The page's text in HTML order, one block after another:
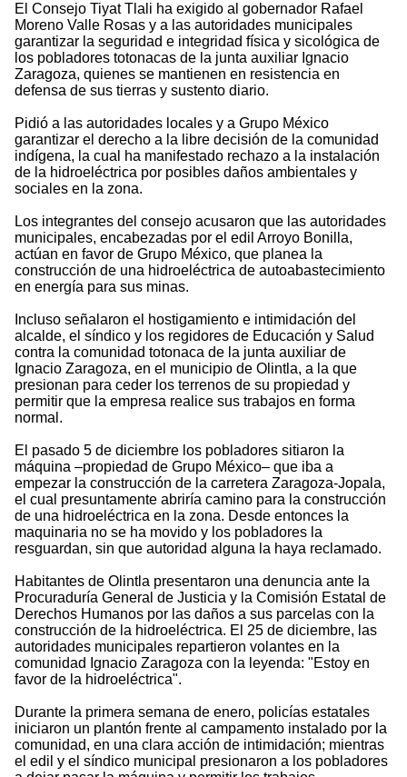
El Consejo Tiyat Tlali ha exigido al gobernador Rafael
Moreno Valle Rosas y a las autoridades municipales
garantizar la seguridad e integridad física y sicológica de
los pobladores totonacas de la junta auxiliar Ignacio
Zaragoza, quienes se mantienen en resistencia en
defensa de sus tierras y sustento diario.
Pidió a las autoridades locales y a Grupo México
garantizar el derecho a la libre decisión de la comunidad
indígena, la cual ha manifestado rechazo a la instalación
de la hidroeléctrica por posibles daños ambientales y
sociales en la zona.
Los integrantes del consejo acusaron que las autoridades
municipales, encabezadas por el edil Arroyo Bonilla,
actúan en favor de Grupo México, que planea la
construcción de una hidroeléctrica de autoabastecimiento
en energía para sus minas.
Incluso señalaron el hostigamiento e intimidación del
alcalde, el síndico y los regidores de Educación y Salud
contra la comunidad totonaca de la junta auxiliar de
Ignacio Zaragoza, en el municipio de Olintla, a la que
presionan para ceder los terrenos de su propiedad y
permitir que la empresa realice sus trabajos en forma
normal.
El pasado 5 de diciembre los pobladores sitiaron la
máquina –propiedad de Grupo México– que iba a
empezar la construcción de la carretera Zaragoza-Jopala,
el cual presuntamente abriría camino para la construcción
de una hidroeléctrica en la zona. Desde entonces la
maquinaria no se ha movido y los pobladores la
resguardan, sin que autoridad alguna la haya reclamado.
Habitantes de Olintla presentaron una denuncia ante la
Procuraduría General de Justicia y la Comisión Estatal de
Derechos Humanos por las daños a sus parcelas con la
construcción de la hidroeléctrica. El 25 de diciembre, las
autoridades municipales repartieron volantes en la
comunidad Ignacio Zaragoza con la leyenda: "Estoy en
favor de la hidroeléctrica".
Durante la primera semana de enero, policías estatales
iniciaron un plantón frente al campamento instalado por la
comunidad, en una clara acción de intimidación; mientras
el edil y el síndico municipal presionaron a los pobladores